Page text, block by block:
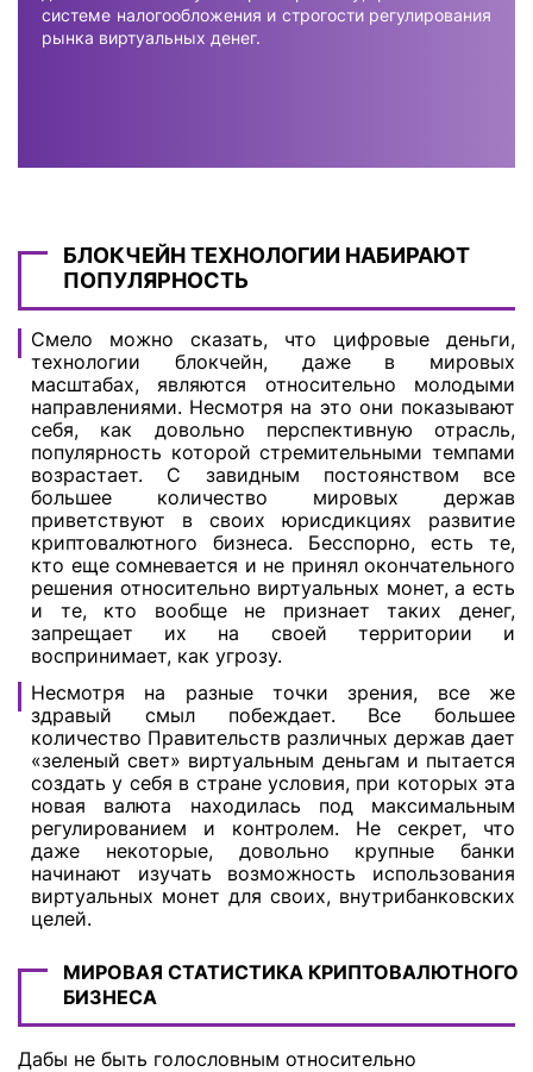
системе налогообложения и строгости регулирования
рынка виртуальных денег.
БЛОКЧЕЙН ТЕХНОЛОГИИ НАБИРАЮТ
ПОПУЛЯРНОСТЬ
Смело можно сказать, что цифровые деньги,
технологии блокчейн, даже в мировых
масштабах, являются относительно молодыми
направлениями. Несмотря на это они показывают
себя, как довольно перспективную отрасль,
популярность которой стремительными темпами
возрастает. С завидным постоянством все
большее количество мировых держав
приветствуют в своих юрисдикциях развитие
криптовалютного бизнеса. Бесспорно, есть те,
кто еще сомневается и не принял окончательного
решения относительно виртуальных монет, а есть
и те, кто вообще не признает таких денег,
запрещает их на своей территории и
воспринимает, как угрозу.
Несмотря на разные точки зрения, все же
здравый смыл побеждает. Все большее
количество Правительств различных держав дает
«зеленый свет» виртуальным деньгам и пытается
создать у себя в стране условия, при которых эта
новая валюта находилась под максимальным
регулированием и контролем. Не секрет, что
даже некоторые, довольно крупные банки
начинают изучать возможность использования
виртуальных монет для своих, внутрибанковских
целей.
МИРОВАЯ СТАТИСТИКА КРИПТОВАЛЮТНОГО
БИЗНЕСА
Дабы не быть голословным относительно